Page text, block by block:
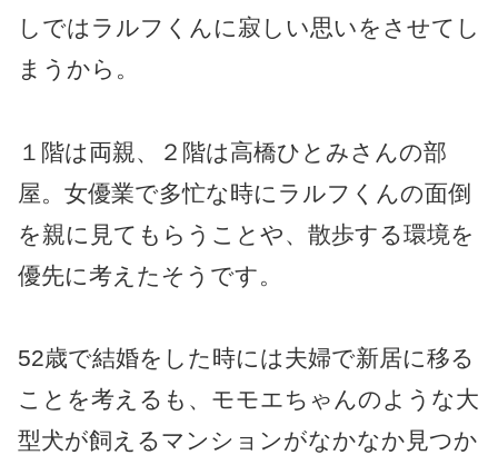
しではラルフくんに寂しい思いをさせてし
まうから。
１階は両親、２階は高橋ひとみさんの部
屋。女優業で多忙な時にラルフくんの面倒
を親に見てもらうことや、散歩する環境を
優先に考えたそうです。
52歳で結婚をした時には夫婦で新居に移る
ことを考えるも、モモエちゃんのような大
型犬が飼えるマンションがなかなか見つか